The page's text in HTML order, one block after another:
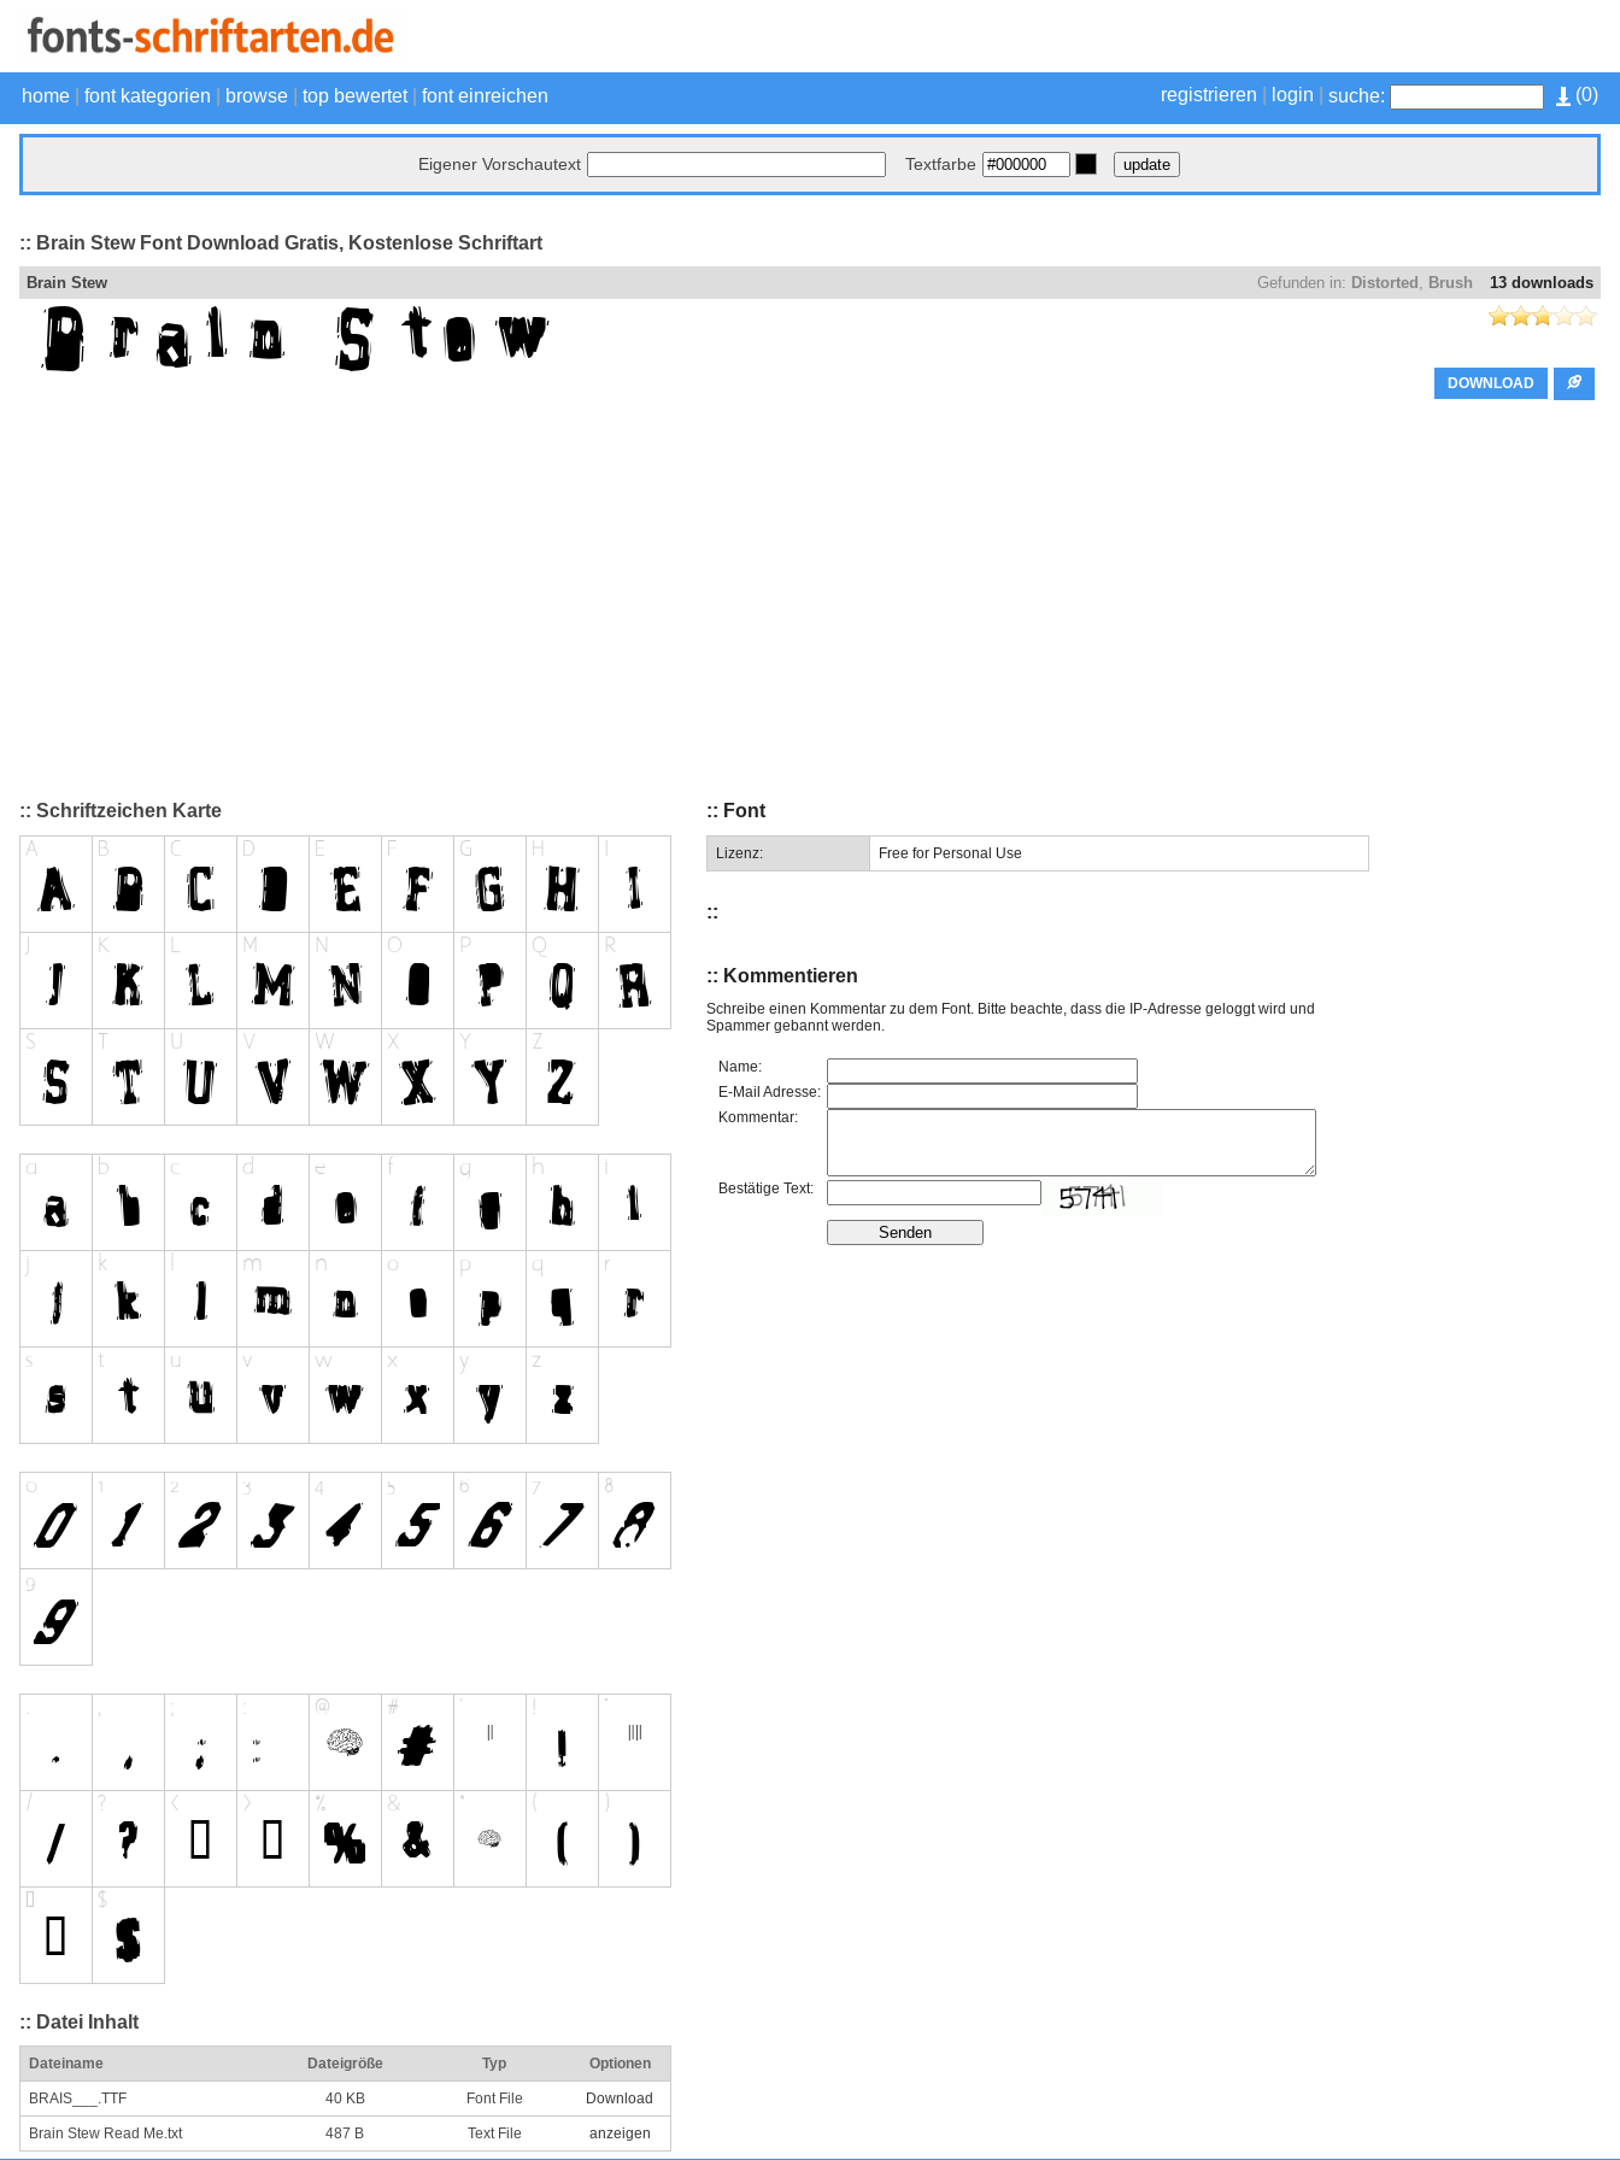
(0)
registrieren login suche:
home font kategorien browse top bewertet| font einreichen
Eigener Vorschautext Textfarbe
:: Brain Stew Font Download Gratis, Kostenlose Schriftart
13 downloads
Gefunden in: Distorted , Brush
Brain Stew
DOWNLOAD
:: Schriftzeichen Karte
:: Datei Inhalt
Dateiname Dateigröße Typ Optionen
BRAIS___.TTF 40 KB Font File Download
Brain Stew Read Me.txt 487 B Text File anzeigen
:: Font
Lizenz: Free for Personal Use
::
:: Kommentieren
Schreibe einen Kommentar zu dem Font. Bitte beachte, dass die IP-Adresse geloggt wird und
Spammer gebannt werden.
Name:
E-Mail Adresse:
Kommentar:
Bestätige Text: